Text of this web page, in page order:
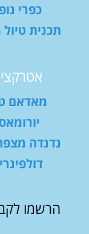
כפרי
תכנית
מאדאם
נדנדה
הרשמו